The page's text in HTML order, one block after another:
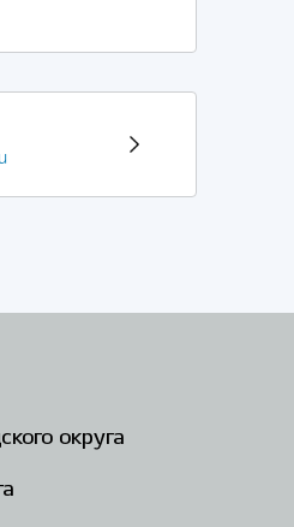
округа